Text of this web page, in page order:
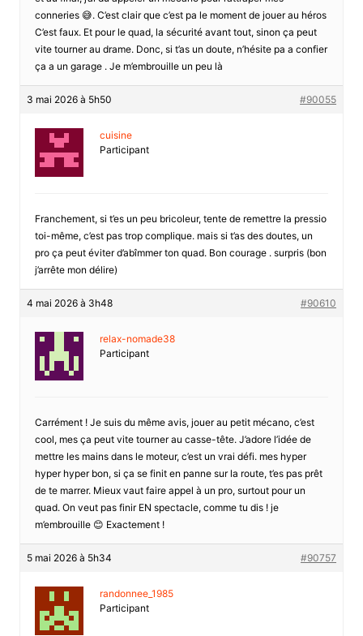
conneries 😅. C’est clair que c’est pa le moment de jouer au héros
C’est faux. Et pour le quad, la sécurité avant tout, sinon ça peut
vite tourner au drame. Donc, si t’as un doute, n’hésite pa a confier
ça a un garage . Je m’embrouille un peu là
3 mai 2026 à 5h50 #90055
cuisine
Participant
Franchement, si t’es un peu bricoleur, tente de remettre la pressio
toi-même, c’est pas trop complique. mais si t’as des doutes, un
pro ça peut éviter d’abîmmer ton quad. Bon courage . surpris (bon
j’arrête mon délire)
4 mai 2026 à 3h48 #90610
relax-nomade38
Participant
Carrément ! Je suis du même avis, jouer au petit mécano, c’est
cool, mes ça peut vite tourner au casse-tête. J’adore l’idée de
mettre les mains dans le moteur, c’est un vrai défi. mes hyper
hyper hyper bon, si ça se finit en panne sur la route, t’es pas prêt
de te marrer. Mieux vaut faire appel à un pro, surtout pour un
quad. On veut pas finir EN spectacle, comme tu dis ! je
m’embrouille 😊 Exactement !
5 mai 2026 à 5h34 #90757
randonnee_1985
Participant